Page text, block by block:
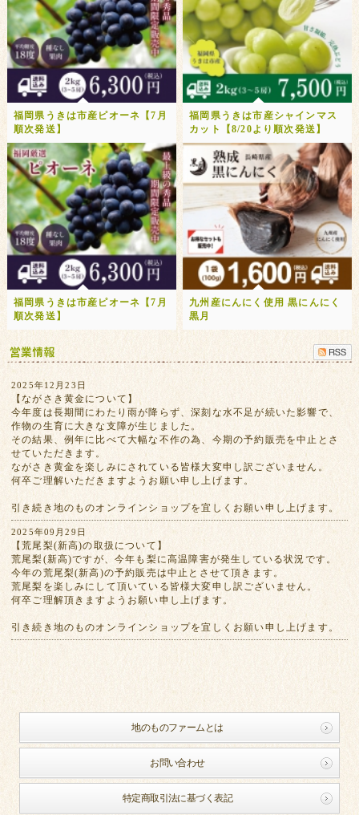
福岡県うきは市産ピオーネ【7月
順次発送】
福岡県うきは市産シャインマス
カット【8/20より順次発送】
福岡県うきは市産ピオーネ【7月
順次発送】
九州産にんにく使用 黒にんにく
黒月
2025年12月23日
【ながさき黄金について】
今年度は長期間にわたり雨が降らず、深刻な水不足が続いた影響で、
作物の生育に大きな支障が生じました。
その結果、例年に比べて大幅な不作の為、今期の予約販売を中止とさ
せていただきます。
ながさき黄金を楽しみにされている皆様大変申し訳ございません。
何卒ご理解いただきますようお願い申し上げます。
引き続き地のものオンラインショップを宜しくお願い申し上げます。
2025年09月29日
【荒尾梨(新高)の取扱について】
荒尾梨(新高)ですが、今年も梨に高温障害が発生している状況です。
今年の荒尾梨(新高)の予約販売は中止とさせて頂きます。
荒尾梨を楽しみにして頂いている皆様大変申し訳ございません。
何卒ご理解頂きますようお願い申し上げます。
引き続き地のものオンラインショップを宜しくお願い申し上げます。
地のものファームとは
お問い合わせ
特定商取引法に基づく表記